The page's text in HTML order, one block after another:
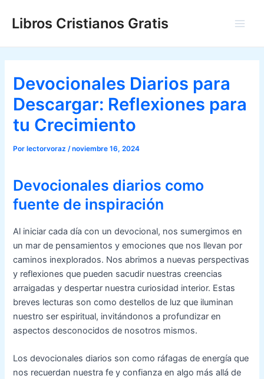
Libros Cristianos Gratis
Devocionales Diarios para
Descargar: Reflexiones para
tu Crecimiento
Porlectorvoraz /noviembre 16, 2024
Devocionales diarios como
fuente de inspiración
Al iniciar cada día con un devocional, nos sumergimos en
un mar de pensamientos y emociones que nos llevan por
caminos inexplorados. Nos abrimos a nuevas perspectivas
y reflexiones que pueden sacudir nuestras creencias
arraigadas y despertar nuestra curiosidad interior. Estas
breves lecturas son como destellos de luz que iluminan
nuestro ser espiritual, invitándonos a profundizar en
aspectos desconocidos de nosotros mismos.
Los devocionales diarios son como ráfagas de energía que
nos recuerdan nuestra fe y confianza en algo más allá de